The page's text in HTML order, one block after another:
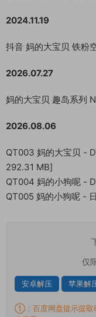
2024.11.19
抖音 妈的大宝贝 铁粉
2026.07.27
妈的大宝贝 趣岛系列
2026.08.06
QT003 妈的大宝贝 -
292.31 MB]
QT004 妈的小狗呢 -
QT005 妈的小狗呢 -
仅
安卓解压 苹果解
①：百度网盘提示提取